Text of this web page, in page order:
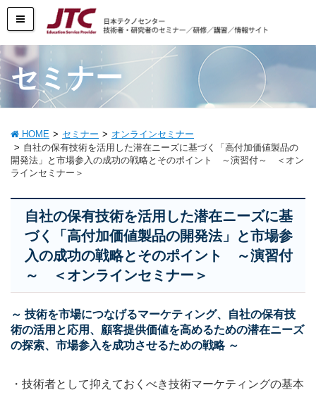
セミナー
HOME セミナー
オンラインセミナー
自社の保有技術を活用した潜在ニーズに基づく「高付加価値製品の
開発法」と市場参入の成功の戦略とそのポイント ～演習付～ ＜オン
ラインセミナー＞
自社の保有技術を活用した潜在ニーズに基
づく「高付加価値製品の開発法」と市場参
入の成功の戦略とそのポイント ～演習付
～ ＜オンラインセミナー＞
～ 技術を市場につなげるマーケティング、自社の保有技
術の活用と応用、顧客提供価値を高めるための潜在ニーズ
の探索、市場参入を成功させるための戦略 ～
・技術者として抑えておくべき技術マーケティングの基本